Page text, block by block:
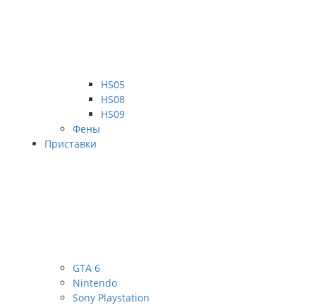
HS05
HS08
HS09
Фены
Приставки
GTA 6
Nintendo
Sony Playstation